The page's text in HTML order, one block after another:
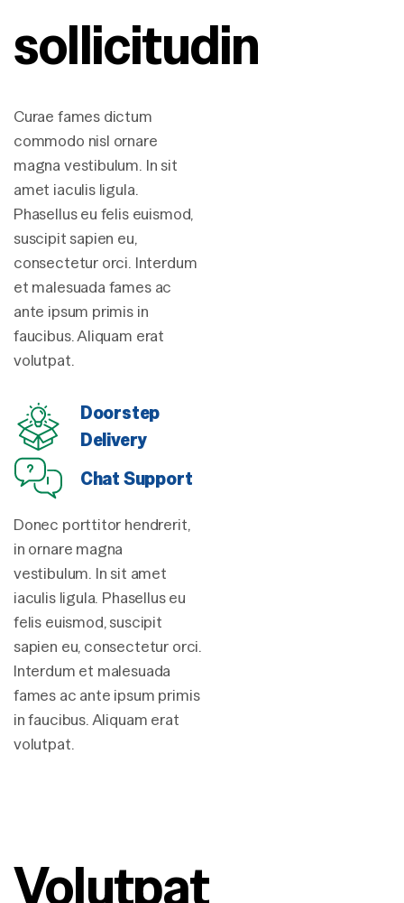
sollicitudin
Curae fames dictum
commodo nisl ornare
magna vestibulum. In sit
amet iaculis ligula.
Phasellus eu felis euismod,
suscipit sapien eu,
consectetur orci. Interdum
et malesuada fames ac
ante ipsum primis in
faucibus. Aliquam erat
volutpat.
Doorstep
Delivery
Chat Support
Donec porttitor hendrerit,
in ornare magna
vestibulum. In sit amet
iaculis ligula. Phasellus eu
felis euismod, suscipit
sapien eu, consectetur orci.
Interdum et malesuada
fames ac ante ipsum primis
in faucibus. Aliquam erat
volutpat.
Volutpat